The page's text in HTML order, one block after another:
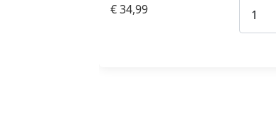
€34,99